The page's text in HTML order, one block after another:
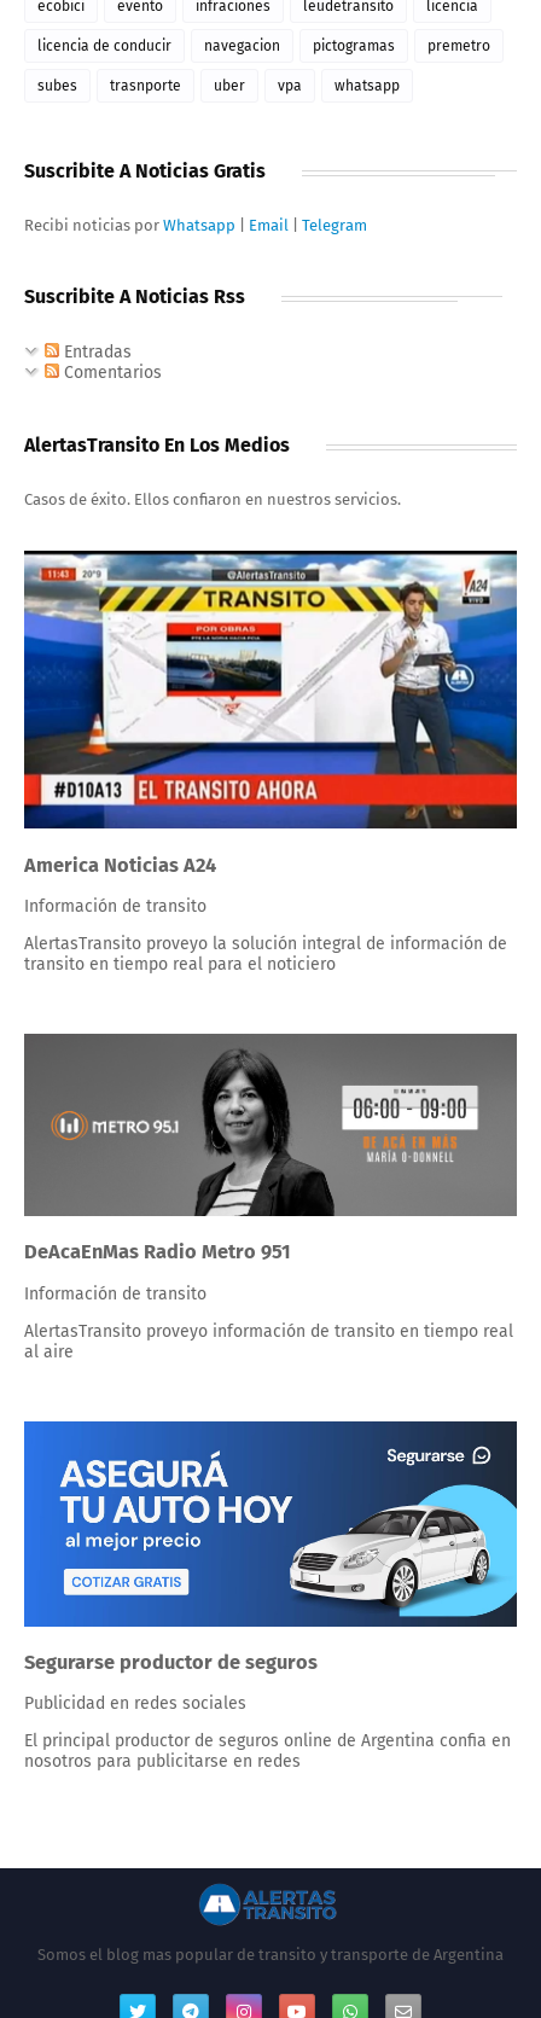
ecobici evento infraciones leudetransito licencia
licencia de conducir navegacion pictogramas premetro
subes trasnporte uber vpa whatsapp
Suscribite A Noticias Gratis
Recibi noticias por Whatsapp Email Telegram
Suscribite A Noticias Rss
Entradas
Comentarios
AlertasTransito En Los Medios
Casos de éxito. Ellos confiaron en nuestros servicios.
America Noticias A24
Información de transito
AlertasTransito proveyo la solución integral de información de
transito en tiempo real para el noticiero
DeAcaEnMas Radio Metro 951
Información de transito
AlertasTransito proveyo información de transito en tiempo real
al aire
Segurarse productor de seguros
Publicidad en redes sociales
El principal productor de seguros online de Argentina confia en
nosotros para publicitarse en redes
Somos el blog mas popular de transito y transporte de Argentina